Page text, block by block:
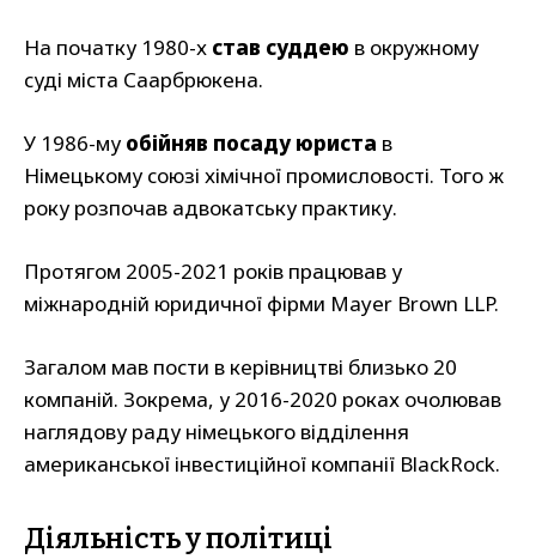
На початку 1980-х став суддею в окружному
суді міста Саарбрюкена.
У 1986-му обійняв посаду юриста в
Німецькому союзі хімічної промисловості. Того ж
року розпочав адвокатську практику.
Протягом 2005-2021 років працював у
міжнародній юридичної фірми Mayer Brown LLP.
Загалом мав пости в керівництві близько 20
компаній. Зокрема, у 2016-2020 роках очолював
наглядову раду німецького відділення
американської інвестиційної компанії BlackRock.
Діяльність у політиці